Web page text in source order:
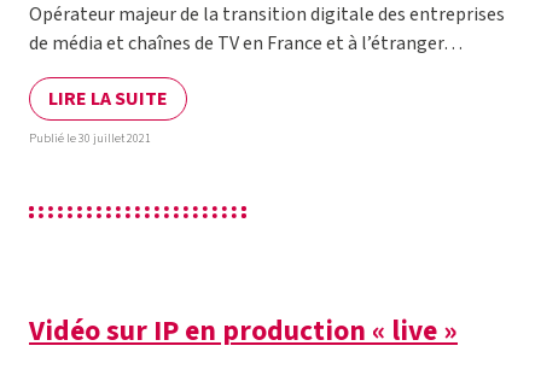
Opérateur majeur de la transition digitale des entreprises
de média et chaînes de TV en France et à l’étranger…
LIRE LA SUITE
Publié le 30 juillet 2021
Vidéo sur IP en production « live »